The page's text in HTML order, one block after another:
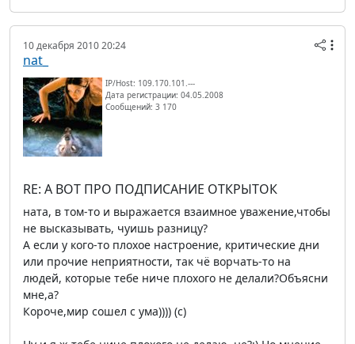
10 декабря 2010 20:24
nat_
IP/Host: 109.170.101.---
Дата регистрации: 04.05.2008
Сообщений: 3 170
RE: А ВОТ ПРО ПОДПИСАНИЕ ОТКРЫТОК
ната, в том-то и выражается взаимное уважение,чтобы
не высказывать, чуишь разницу?
А если у кого-то плохое настроение, критические дни
или прочие неприятности, так чё ворчать-то на
людей, которые тебе ниче плохого не делали?Объясни
мне,а?
Короче,мир сошел с ума)))) (c)